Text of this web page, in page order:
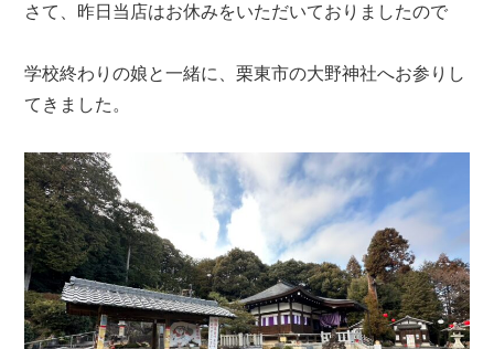
さて、昨日当店はお休みをいただいておりましたので
学校終わりの娘と一緒に、栗東市の大野神社へお参りし
てきました。